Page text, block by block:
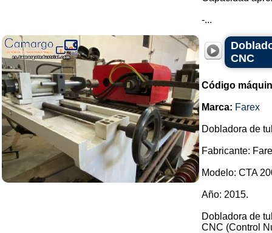
-...
CNC
Código
Marca: Farex
Dobladora de
Fabricante:
Modelo: CTA
Año: 2015.
Dobladora de
CNC (Control